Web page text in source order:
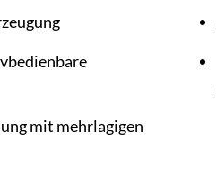
mit mehrlagigen